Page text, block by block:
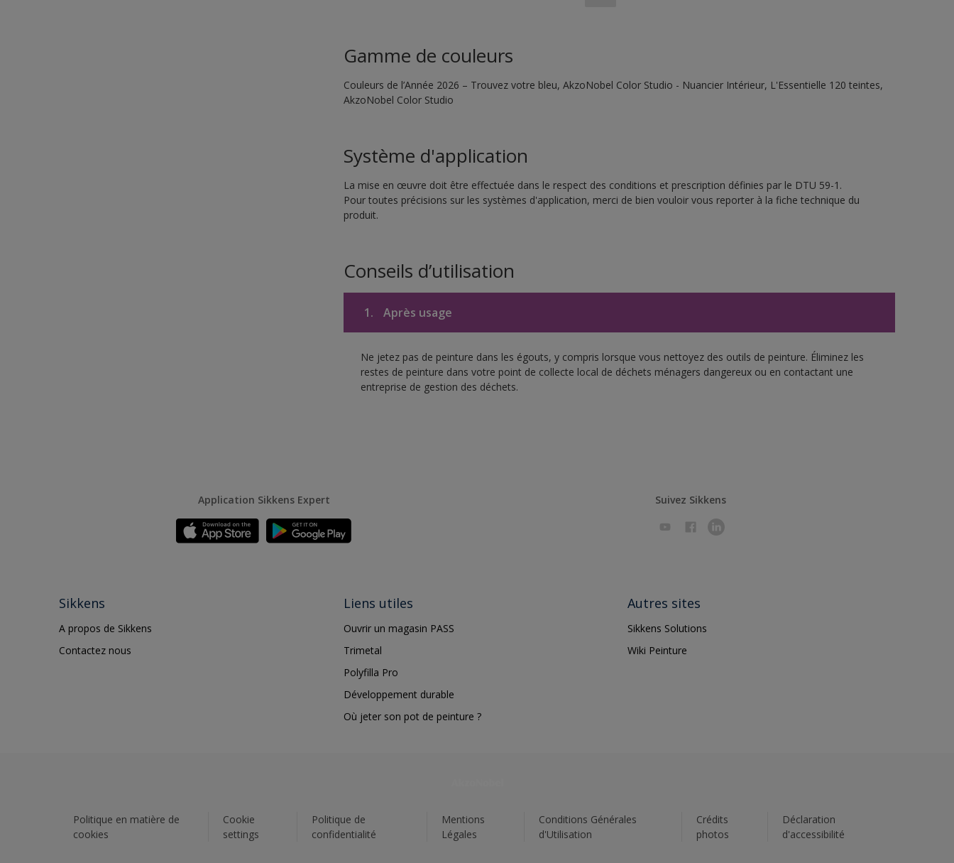
Gamme de couleurs
Couleurs de l’Année 2026 – Trouvez votre bleu, AkzoNobel Color Studio - Nuancier Intérieur, L'Essentielle 120 teintes,
AkzoNobel Color Studio
Système d'application
La mise en œuvre doit être effectuée dans le respect des conditions et prescription définies par le DTU 59-1.
Pour toutes précisions sur les systèmes d'application, merci de bien vouloir vous reporter à la fiche technique du
produit.
Conseils d’utilisation
1. Après usage
Ne jetez pas de peinture dans les égouts, y compris lorsque vous nettoyez des outils de peinture. Éliminez les
restes de peinture dans votre point de collecte local de déchets ménagers dangereux ou en contactant une
entreprise de gestion des déchets.
Application Sikkens Expert Suivez Sikkens
Sikkens
A propos de Sikkens
Contactez nous
Liens utiles
Ouvrir un magasin PASS
Trimetal
Polyfilla Pro
Développement durable
Où jeter son pot de peinture ?
Autres sites
Sikkens Solutions
Wiki Peinture
Politique en matière de
cookies
Cookie
settings
Politique de
confidentialité
Mentions
Légales
Conditions Générales
d'Utilisation
Crédits
photos
Déclaration
d'accessibilité